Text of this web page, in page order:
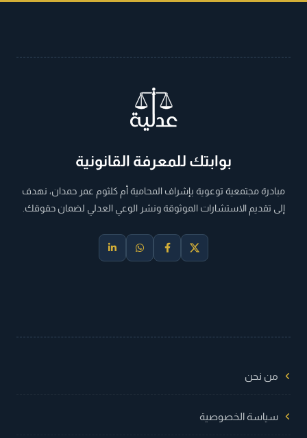
بوابتك للمعرفة القانونية
مبادرة مجتمعية توعوية بإشراف المحامية أم كلثوم عمر حمدان، نهدف
إلى تقديم الاستشارات الموثوقة ونشر الوعي العدلي لضمان حقوقك.
من نحن
سياسة الخصوصية